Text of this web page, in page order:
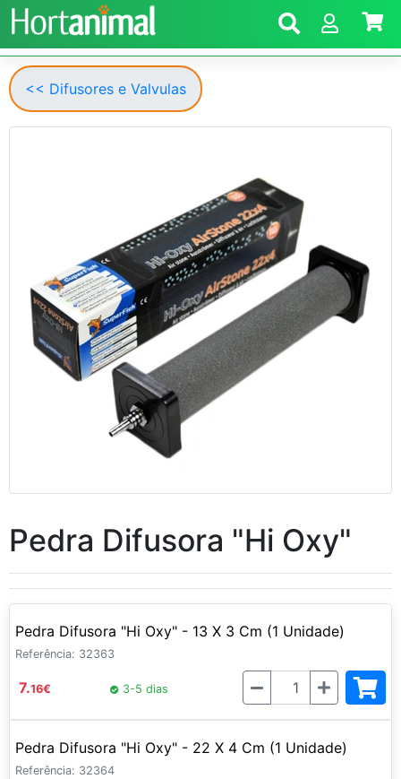
<< Difusores e Valvulas
Pedra Difusora "Hi Oxy"
Pedra Difusora "Hi Oxy" - 13 X 3 Cm (1 Unidade)
Referência: 32363
7.16€ 3-5 dias Quantidade
Pedra Difusora "Hi Oxy" - 22 X 4 Cm (1 Unidade)
Referência: 32364